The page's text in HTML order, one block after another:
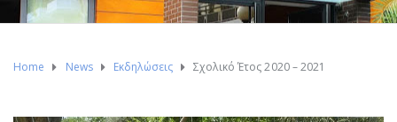
Home News Εκδηλώσεις Σχολικό Έτος 2020 – 2021